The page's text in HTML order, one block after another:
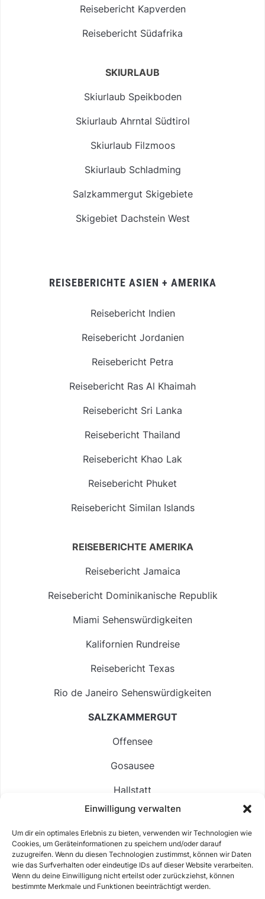
Einwilligung verwalten
Um dir ein optimales Erlebnis zu bieten, verwenden wir Technologien wie
Cookies, um Geräteinformationen zu speichern und/oder darauf
zuzugreifen. Wenn du diesen Technologien zustimmst, können wir Daten
wie das Surfverhalten oder eindeutige IDs auf dieser Website verarbeiten.
Wenn du deine Einwilligung nicht erteilst oder zurückziehst, können
bestimmte Merkmale und Funktionen beeinträchtigt werden.
Reisebericht Kapverden
Reisebericht Südafrika
SKIURLAUB
Skiurlaub Speikboden
Skiurlaub Ahrntal Südtirol
Skiurlaub Filzmoos
Skiurlaub Schladming
Salzkammergut Skigebiete
Skigebiet Dachstein West
REISEBERICHTE ASIEN + AMERIKA
Reisebericht Indien
Reisebericht Jordanien
Reisebericht Petra
Reisebericht Ras Al Khaimah
Reisebericht Sri Lanka
Reisebericht Thailand
Reisebericht Khao Lak
Reisebericht Phuket
Reisebericht Similan Islands
REISEBERICHTE AMERIKA
Reisebericht Jamaica
Reisebericht Dominikanische Republik
Miami Sehenswürdigkeiten
Kalifornien Rundreise
Reisebericht Texas
Rio de Janeiro Sehenswürdigkeiten
SALZKAMMERGUT
Offensee
Gosausee
Hallstatt
Langbathsee
Altausseer See
Hintersee